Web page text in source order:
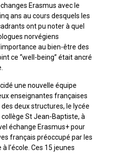
Erasmus avec le
ans au cours desquels les
ont pu noter à quel
norvégiens
au bien-être des
ce “well-being” était ancré
une nouvelle équipe
enseignantes françaises
deux structures, le lycée
St Jean-Baptiste, à
échange Erasmus+ pour
français préoccupé par les
l’école. Ces 15 jeunes